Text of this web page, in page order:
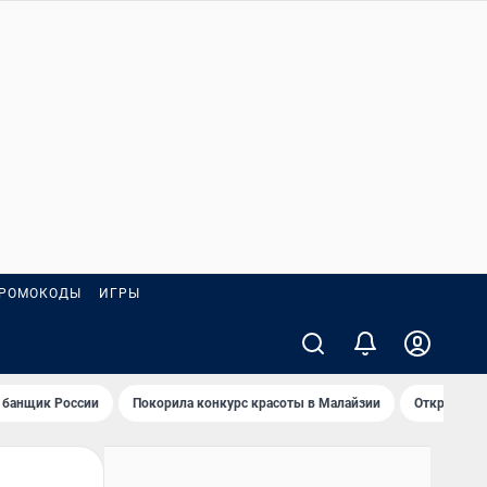
ИГРЫ
России Покорила конкурс красоты в Малайзии Открыл